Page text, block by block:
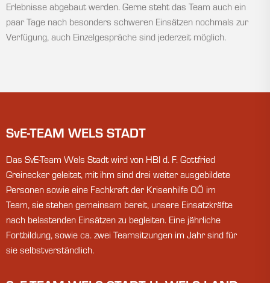
Erlebnisse abgebaut werden. Gerne steht das Team auch ein
paar Tage nach besonders schweren Einsätzen nochmals zur
Verfügung, auch Einzelgespräche sind jederzeit möglich.
SvE-TEAM WELS STADT
Das SvE-Team Wels Stadt wird von HBI d. F. Gottfried
Greinecker geleitet, mit ihm sind drei weiter ausgebildete
Personen sowie eine Fachkraft der Krisenhilfe OÖ im
Team, sie stehen gemeinsam bereit, unsere Einsatzkräfte
nach belastenden Einsätzen zu begleiten. Eine jährliche
Fortbildung, sowie ca. zwei Teamsitzungen im Jahr sind für
sie selbstverständlich.